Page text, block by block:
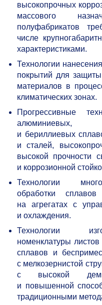
высокопрочных
массового
полуфабрикатов
числе
характеристиками.
Технологии
покрытий для
материалов в
климатических зонах.
Прогрессивные
алюминиевых,
и бериллиевых
и сталей,
высокой прочности
и коррозионной
Технологии
обработки
на агрегатах с
и охлаждения.
Технологии
номенклатуры
сплавов и
с мелкозернистой
с высокой
и повышенной
традиционными